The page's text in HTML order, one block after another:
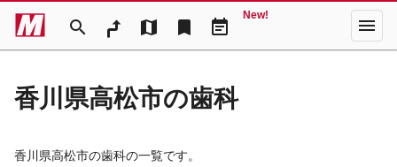
search map bookmark event_note
New! menu
香川県高松市の歯科
香川県高松市の歯科の一覧です。